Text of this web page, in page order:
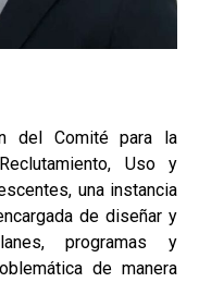
del Comité para la
Uso y
una instancia
de diseñar y
programas y
de manera